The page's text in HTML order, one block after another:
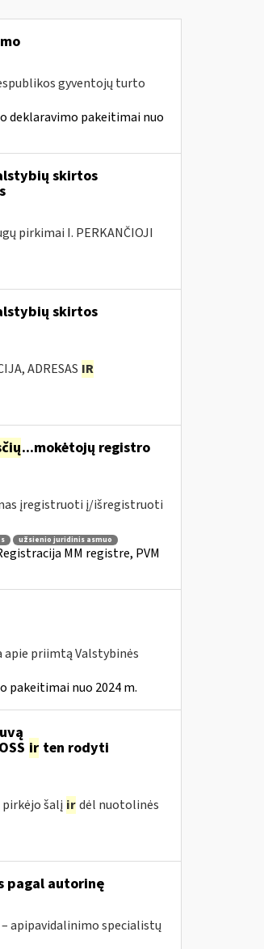
gyventojų turto
deklaravimo pakeitimai nuo
skirtos
pirkimai I. PERKANČIOJI
skirtos
ADRESAS IR
...mokėtojų registro
įregistruoti į/išregistruoti
užsienio juridinis asmuo
MM registre, PVM
priimtą Valstybinės
pakeitimai nuo 2024 m.
irten rodyti
šalį ir dėl nuotolinės
pagal autorinę
apipavidalinimo specialistų